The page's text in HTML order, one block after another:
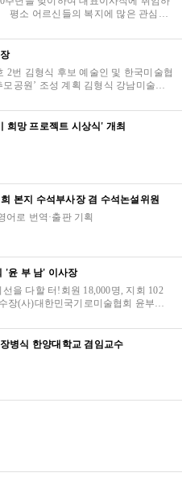
평소 어르신들의 복지에 많은 관심을
2번 김형식 후보 예술인 및 한국미술협
공원’ 조성 계획 김형식 강남미술협
희망 프로젝트 시상식' 개최
본지 수석부사장 겸 수석논설위원
어로 번역·출판 기획
'윤 부 남' 이사장
을 다할 터!회원 18,000명, 지회 102
장(사)대한민국기로미술협회 윤부남
병식 한양대학교 겸임교수